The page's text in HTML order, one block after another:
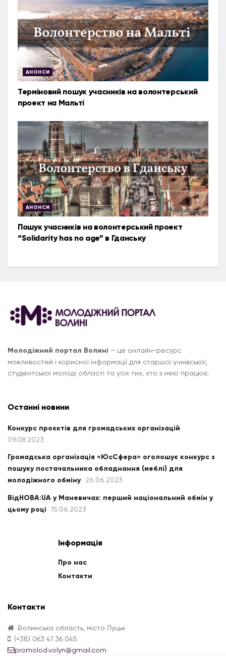
АНОНСИ
Терміновий пошук учасників на волонтерський
проект на Мальті
АНОНСИ
Пошук учасників на волонтерський проект
“Solidarity has no age” в Гданську
Молодіжний портал Волині – це онлайн-ресурс
можливостей і корисної інформації для старшої учнівської,
студентської молоді області та усіх тих, хто з нею працює.
Останні новини
Конкурс проєктів для громадських організацій
09.08.2023
Громадська організація «ЮсСфера» оголошує конкурс з
пошуку постачальника обладнання (меблі) для
молодіжного обміну
26.06.2023
ВідНОВА:UA у Маневичах: перший національний обмін у
цьому році
15.06.2023
Інформація
Про нас
Контакти
Контакти
Волинська область, місто Луцьк
(+38) 063 41 36 045
promolod.volyn@gmail.com